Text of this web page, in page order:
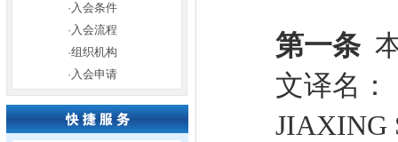
· 入会条件
· 入会流程
·组织机构
· 入会申请
第一条
文译名：
JIAXING